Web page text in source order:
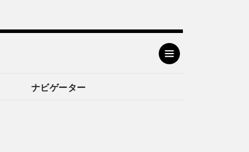
ナビゲーター